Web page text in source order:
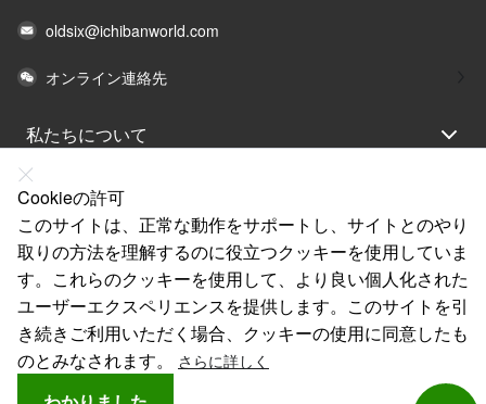
oldsix@ichibanworld.com
オンライン連絡先
私たちについて
法律声明
ヘルプ
サービス
リンク
Cookieの許可
このサイトは、正常な動作をサポートし、サイトとのやり
取りの方法を理解するのに役立つクッキーを使用していま
す。これらのクッキーを使用して、より良い個人化された
ユーザーエクスペリエンスを提供します。このサイトを引
き続きご利用いただく場合、クッキーの使用に同意したも
のとみなされます。
さらに詳しく